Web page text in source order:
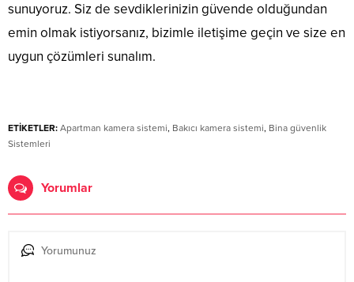
sunuyoruz. Siz de sevdiklerinizin güvende olduğundan
emin olmak istiyorsanız, bizimle iletişime geçin ve size en
uygun çözümleri sunalım.
ETİKETLER: Apartman kamera sistemi, Bakıcı kamera sistemi, Bina güvenlik
Sistemleri
Yorumlar